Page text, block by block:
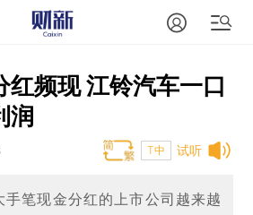
红频现 江铃汽车一口
润
试听
T中
笔现金分红的上市公司越来越